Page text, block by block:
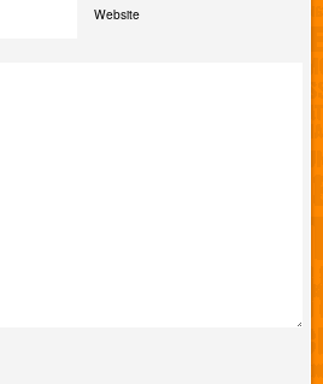
Website